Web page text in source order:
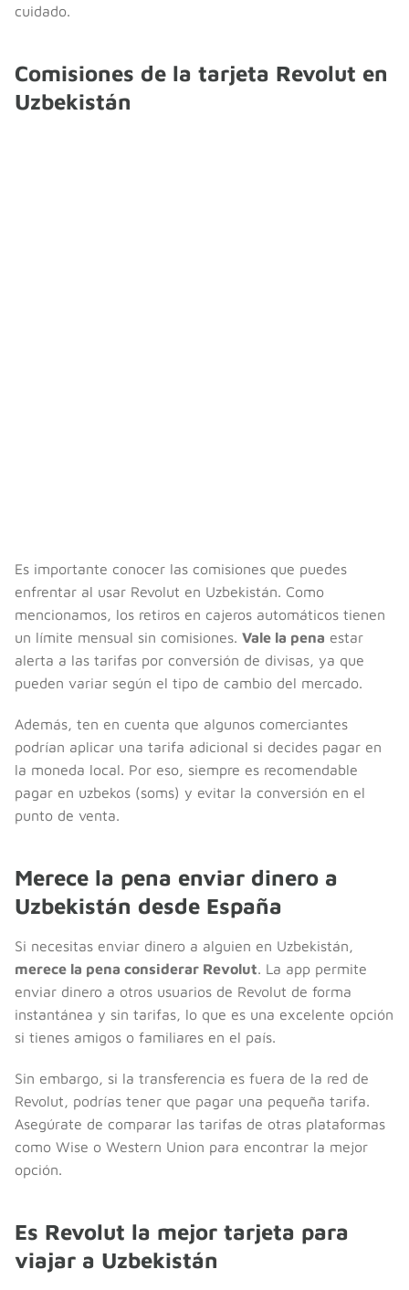
cuidado.
Comisiones de la tarjeta Revolut en
Uzbekistán
Es importante conocer las comisiones que puedes
enfrentar al usar Revolut en Uzbekistán. Como
mencionamos, los retiros en cajeros automáticos tienen
un límite mensual sin comisiones. Vale la pena estar
alerta a las tarifas por conversión de divisas, ya que
pueden variar según el tipo de cambio del mercado.
Además, ten en cuenta que algunos comerciantes
podrían aplicar una tarifa adicional si decides pagar en
la moneda local. Por eso, siempre es recomendable
pagar en uzbekos (soms) y evitar la conversión en el
punto de venta.
Merece la pena enviar dinero a
Uzbekistán desde España
Si necesitas enviar dinero a alguien en Uzbekistán,
merece la pena considerar Revolut. La app permite
enviar dinero a otros usuarios de Revolut de forma
instantánea y sin tarifas, lo que es una excelente opción
si tienes amigos o familiares en el país.
Sin embargo, si la transferencia es fuera de la red de
Revolut, podrías tener que pagar una pequeña tarifa.
Asegúrate de comparar las tarifas de otras plataformas
como Wise o Western Union para encontrar la mejor
opción.
Es Revolut la mejor tarjeta para
viajar a Uzbekistán